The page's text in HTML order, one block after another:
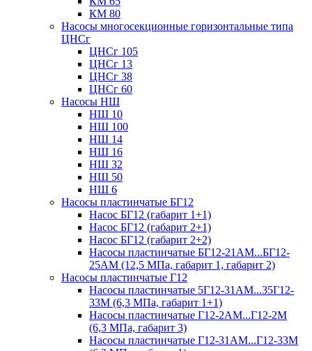
КМ 80
Насосы многосекционные горизонтальные типа
ЦНСг
ЦНСг 105
ЦНСг 13
ЦНСг 38
ЦНСг 60
Насосы НШ
НШ 10
НШ 100
НШ 14
НШ 16
НШ 32
НШ 50
НШ 6
Насосы пластинчатые БГ12
Насос БГ12 (габарит 1+1)
Насос БГ12 (габарит 2+1)
Насос БГ12 (габарит 2+2)
Насосы пластинчатые БГ12-21АМ...БГ12-
25АМ (12,5 МПа, габарит 1, габарит 2)
Насосы пластинчатые Г12
Насосы пластинчатые 5Г12-31АМ...35Г12-
33М (6,3 МПа, габарит 1+1)
Насосы пластинчатые Г12-2АМ...Г12-2М
(6,3 МПа, габарит 3)
Насосы пластинчатые Г12-31АМ...Г12-33М